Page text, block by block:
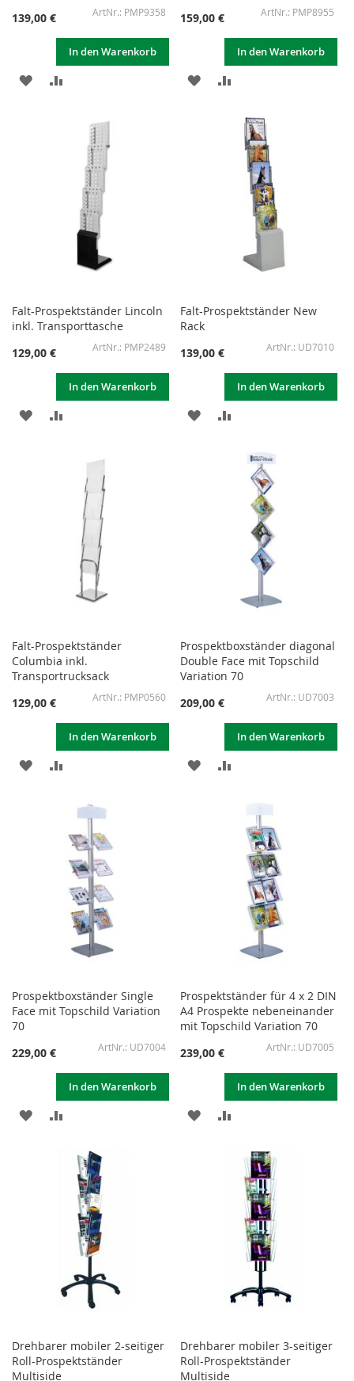
139,00 €
PMP9358
In den Warenkorb
ZUR
HINZUFÜGENHINZUFÜGEN
159,00 €
PMP8955
In den Warenkorb
ZUR
HINZUFÜGENHINZUFÜGEN
Falt-Prospektständer Lincoln
inkl. Transporttasche
129,00 €
PMP2489
In den Warenkorb
ZUR
Falt-Prospektständer New
Rack
139,00 €
UD7010
In den Warenkorb
ZUR
HINZUFÜGENHINZUFÜGEN
Falt-Prospektständer
Columbia inkl.
Transportrucksack
129,00 €
PMP0560
In den Warenkorb
ZUR
HINZUFÜGEN
HINZUFÜGEN
Prospektboxständer diagonal
Double Face mit Topschild
Variation 70
209,00 €
UD7003
In den Warenkorb
ZUR
HINZUFÜGENHINZUFÜGEN
Prospektboxständer Single
Face mit Topschild Variation
70
229,00 €
UD7004
In den Warenkorb
ZUR
HINZUFÜGENHINZUFÜGEN
Prospektständer für 4 x 2 DIN
A4 Prospekte nebeneinander
mit Topschild Variation 70
239,00 €
UD7005
In den Warenkorb
ZUR
HINZUFÜGEN
HINZUFÜGEN
Drehbarer mobiler 2-seitiger
Roll-Prospektständer
Multiside
Drehbarer mobiler 3-seitiger
Roll-Prospektständer
Multiside